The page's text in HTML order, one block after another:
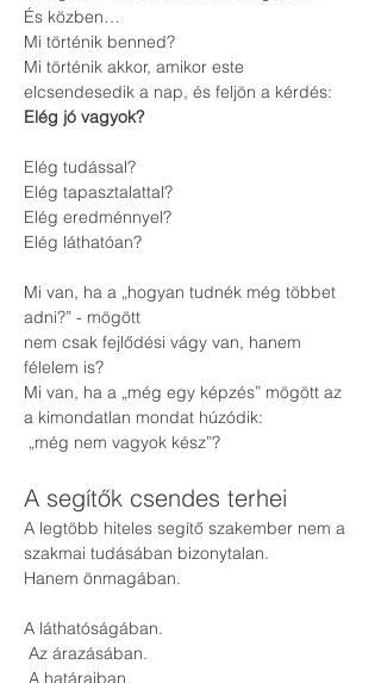
És közben…
Mi történik benned?
Mi történik akkor, amikor este
elcsendesedik a nap, és feljön a kérdés:
Elég jó vagyok?
Elég tudással?
Elég tapasztalattal?
Elég eredménnyel?
Elég láthatóan?
Mi van, ha a „hogyan tudnék még többet
adni?” - mögött
nem csak fejlődési vágy van, hanem
félelem is?
Mi van, ha a „még egy képzés” mögött az
a kimondatlan mondat húzódik:
„még nem vagyok kész”?
A segítők csendes terhei
A legtöbb hiteles segítő szakember nem a
szakmai tudásában bizonytalan.
Hanem önmagában.
A láthatóságában.
Az árazásában.
A határaiban.